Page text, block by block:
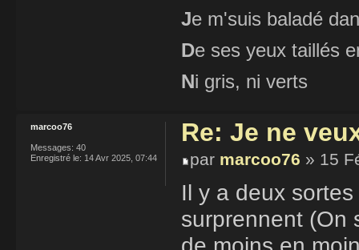
Je m'suis baladé
De ses yeux taillés
Ni gris, ni verts
Re: Je ne
par marcoo76 » 15
Il y a deux
surprennent (On
marcoo76
Messages: 40
Enregistré le: 14 Avr 2025, 07:44